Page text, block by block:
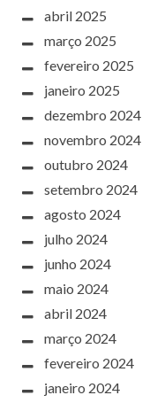
abril 2025
março 2025
fevereiro 2025
janeiro 2025
dezembro 2024
novembro 2024
outubro 2024
setembro 2024
agosto 2024
julho 2024
junho 2024
maio 2024
abril 2024
março 2024
fevereiro 2024
janeiro 2024